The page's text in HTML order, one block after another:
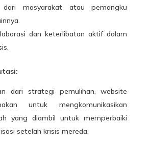
masyarakat atau pemangku
dan keterlibatan aktif dalam
dari strategi pemulihan, website
untuk mengkomunikasikan
yang diambil untuk memperbaiki
setelah krisis mereda.